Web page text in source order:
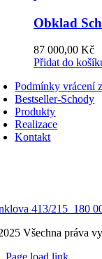
Obklad
87 000,00 Kč
Přidat do
Podmínky vrácení
Bestseller-Schody
Produkty
Realizace
Kontakt
413/215 180
Všechna práva